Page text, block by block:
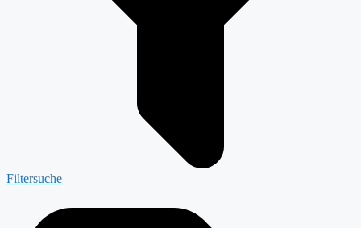
Filtersuche